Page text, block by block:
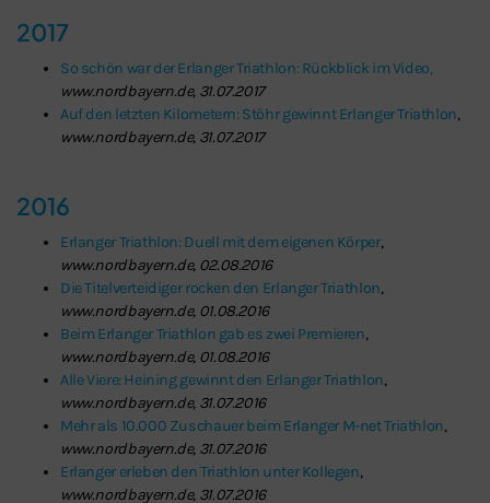
2017
So schön war der Erlanger Triathlon: Rückblick im Video,
www.nordbayern.de, 31.07.2017
Auf den letzten Kilometern: Stöhr gewinnt Erlanger Triathlon,
www.nordbayern.de, 31.07.2017
2016
Erlanger Triathlon: Duell mit dem eigenen Körper,
www.nordbayern.de, 02.08.2016
Die Titelverteidiger rocken den Erlanger Triathlon,
www.nordbayern.de, 01.08.2016
Beim Erlanger Triathlon gab es zwei Premieren,
www.nordbayern.de, 01.08.2016
Alle Viere: Heining gewinnt den Erlanger Triathlon,
www.nordbayern.de, 31.07.2016
Mehr als 10.000 Zuschauer beim Erlanger M-net Triathlon,
www.nordbayern.de, 31.07.2016
Erlanger erleben den Triathlon unter Kollegen,
www.nordbayern.de, 31.07.2016